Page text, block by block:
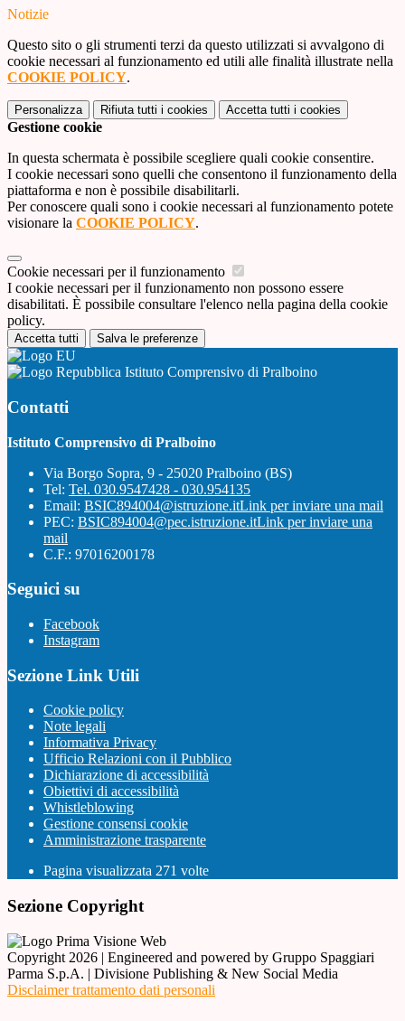
Notizie
Questo sito o gli strumenti terzi da questo utilizzati si avvalgono di
cookie necessari al funzionamento ed utili alle finalità illustrate nella
COOKIE POLICY.
Personalizza Rifiuta tutti i cookies Accetta tutti i cookies
Gestione cookie
In questa schermata è possibile scegliere quali cookie consentire.
I cookie necessari sono quelli che consentono il funzionamento della
piattaforma e non è possibile disabilitarli.
Per conoscere quali sono i cookie necessari al funzionamento potete
visionare la COOKIE POLICY.
Cookie necessari per il funzionamento
I cookie necessari per il funzionamento non possono essere
disabilitati. È possibile consultare l'elenco nella pagina della cookie
policy.
Accetta tutti Salva le preferenze
Istituto Comprensivo di Pralboino
Contatti
Istituto Comprensivo di Pralboino
Via Borgo Sopra, 9 - 25020 Pralboino (BS)
Tel: Tel. 030.9547428 - 030.954135
Email: BSIC894004@istruzione.itLink per inviare una mail
PEC: BSIC894004@pec.istruzione.itLink per inviare una
mail
C.F.: 97016200178
Seguici su
Facebook
Instagram
Sezione Link Utili
Cookie policy
Note legali
Informativa Privacy
Ufficio Relazioni con il Pubblico
Dichiarazione di accessibilità
Obiettivi di accessibilità
Whistleblowing
Gestione consensi cookie
Amministrazione trasparente
Pagina visualizzata 271 volte
Sezione Copyright
Copyright 2026 | Engineered and powered by Gruppo Spaggiari
Parma S.p.A. | Divisione Publishing & New Social Media
Disclaimer trattamento dati personali